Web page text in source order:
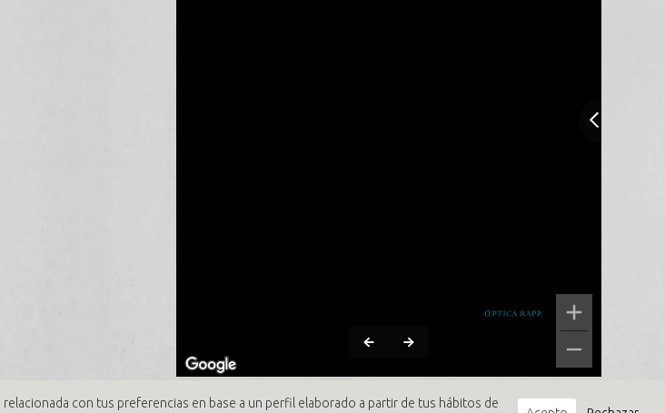
con tus preferencias en base a un perfil elaborado a partir de tus hábitos de